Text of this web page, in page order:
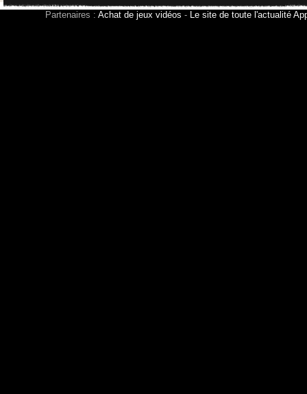
Partenaires : Achat de jeux vidéos - Le site de toute l'actualité